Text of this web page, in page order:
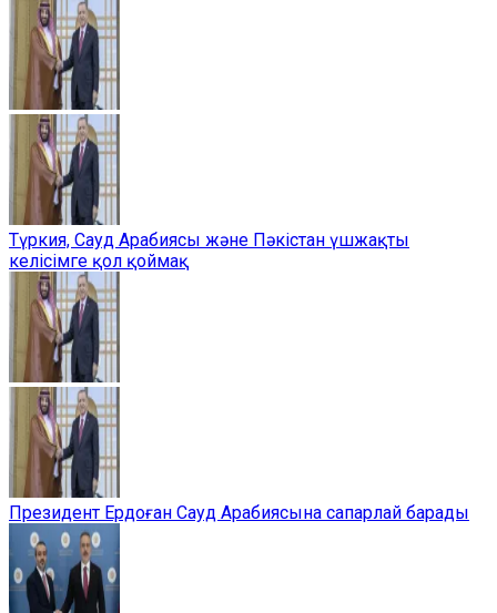
Түркия, Сауд Арабиясы және Пәкістан үшжақты
келісімге қол қоймақ
Президент Ердоған Сауд Арабиясына сапарлай барады